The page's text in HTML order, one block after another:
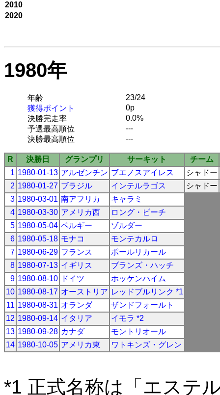
2010
2020
1980年
年齢
23/24
獲得ポイント
0p
決勝完走率
0.0%
予選最高順位
---
決勝最高順位
---
R 決勝日 グランプリ サーキット
チーム
1 1980-01-13 アルゼンチン ブエノスアイレス
シャドー
2 1980-01-27 ブラジル インテルラゴス
シャドー
3 1980-03-01 南アフリカ
キャラミ
4 1980-03-30 アメリカ西
ロング・ビーチ
5 1980-05-04 ベルギー
ゾルダー
6 1980-05-18 モナコ
モンテカルロ
7 1980-06-29 フランス
ポールリカール
8 1980-07-13 イギリス
ブランズ・ハッチ
9 1980-08-10 ドイツ
ホッケンハイム
10 1980-08-17 オーストリア レッドブルリンク *1
11 1980-08-31 オランダ
ザンドフォールト
12 1980-09-14 イタリア
イモラ *2
13 1980-09-28 カナダ
モントリオール
14 1980-10-05 アメリカ東 ワトキンズ・グレン
*1 正式名称は「エステ